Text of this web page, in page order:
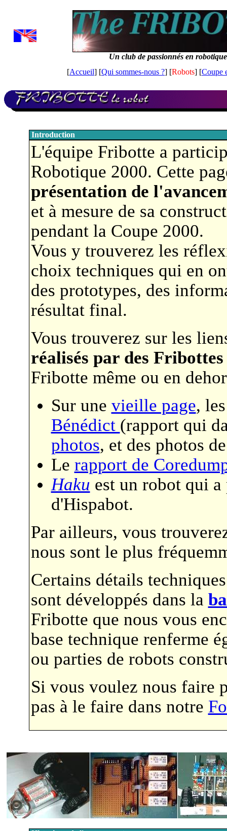
Un club de passionnés en
[Accueil] [Qui sommes-nous ?] [Robots] [Coupe
Introduction
L'équipe Fribotte a
Robotique 2000. Cette
présentation de
et à mesure de sa
pendant la Coupe 2000.
Vous y trouverez les
choix techniques qui en
des prototypes, des
résultat final.
Vous trouverez sur les
réalisés par des Fribottes
Fribotte même ou en
Sur une vieille page,
Bénédict (rapport qui
photos, et des photos
Le rapport de
Haku est un robot qui
d'Hispabot.
Par ailleurs, vous
nous sont le plus
Certains détails
sont développés dans la
Fribotte que nous vous
base technique renferme
ou parties de robots
Si vous voulez nous faire
pas à le faire dans notre